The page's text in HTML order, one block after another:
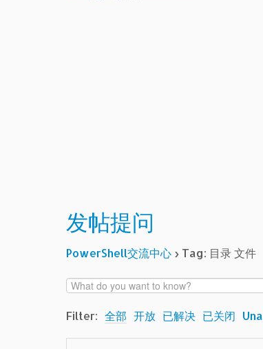
发帖提问
PowerShell交流中心› Tag: 目录 文件
Filter: 全部 开放 已解决 已关闭